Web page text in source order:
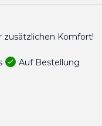
Komfort!
Auf Bestellung